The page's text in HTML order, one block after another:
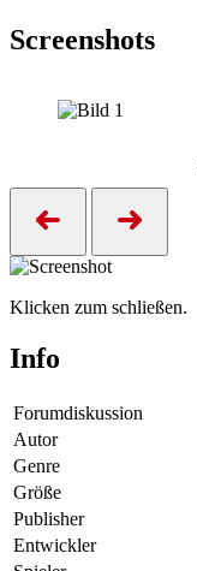
Screenshots
Klicken zum schließen.
Info
Forumdiskussion
Autor
Genre
Größe
Publisher
Entwickler